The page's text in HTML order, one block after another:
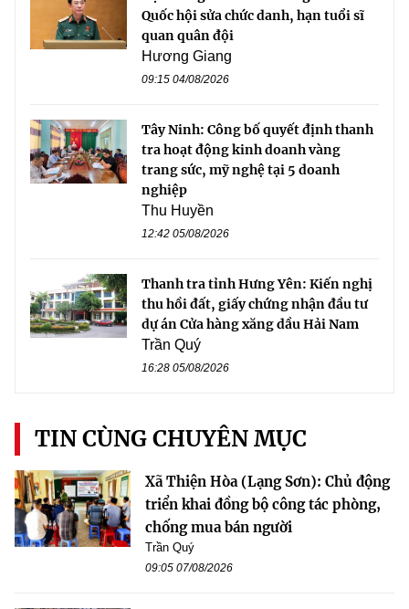
Quốc hội sửa chức danh, hạn tuổi sĩ
quan quân đội
Hương Giang
09:15 04/08/2026
Tây Ninh: Công bố quyết định thanh
tra hoạt động kinh doanh vàng
trang sức, mỹ nghệ tại 5 doanh
nghiệp
Thu Huyền
12:42 05/08/2026
Thanh tra tỉnh Hưng Yên: Kiến nghị
thu hồi đất, giấy chứng nhận đầu tư
dự án Cửa hàng xăng dầu Hải Nam
Trần Quý
16:28 05/08/2026
TIN CÙNG CHUYÊN MỤC
Xã Thiện Hòa (Lạng Sơn): Chủ động
triển khai đồng bộ công tác phòng,
chống mua bán người
Trần Quý
09:05 07/08/2026